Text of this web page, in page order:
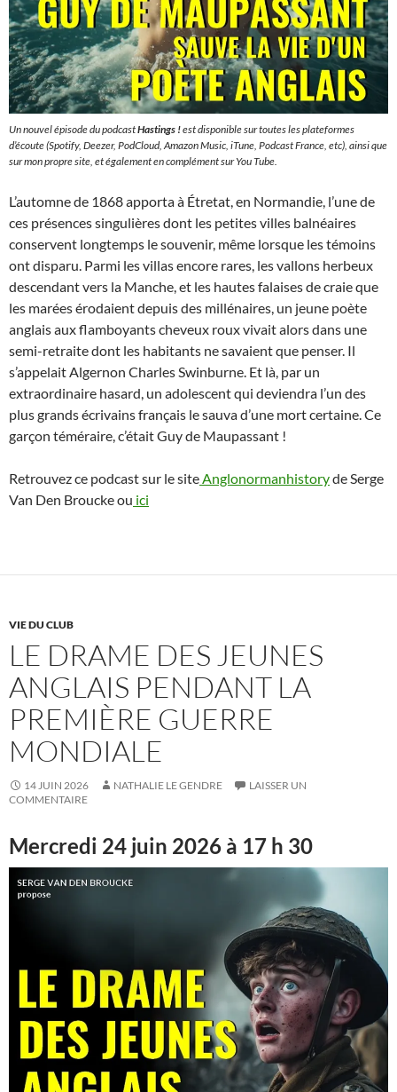
Un nouvel épisode du podcastHastings !est disponible sur toutes les plateformes
d’écoute (Spotify, Deezer, PodCloud, Amazon Music, iTune, Podcast France, etc), ainsi que
sur mon propre site, et également en complément sur You Tube.
L’automne de 1868 apporta à Étretat, en Normandie, l’une de
ces présences singulières dont les petites villes balnéaires
conservent longtemps le souvenir, même lorsque les témoins
ont disparu. Parmi les villas encore rares, les vallons herbeux
descendant vers la Manche, et les hautes falaises de craie que
les marées érodaient depuis des millénaires, un jeune poète
anglais aux flamboyants cheveux roux vivait alors dans une
semi-retraite dont les habitants ne savaient que penser. Il
s’appelait Algernon Charles Swinburne. Et là, par un
extraordinaire hasard, un adolescent qui deviendra l’un des
plus grands écrivains français le sauva d’une mort certaine. Ce
garçon téméraire, c’était Guy de Maupassant !
Retrouvez ce podcast sur le siteAnglonormanhistoryde Serge
Van Den Broucke ou ici
VIE DU CLUB
LE DRAME DES JEUNES
ANGLAIS PENDANT LA
PREMIÈRE GUERRE
MONDIALE
14 JUIN 2026 NATHALIE LE GENDRE
LAISSER UN
COMMENTAIRE
Mercredi 24 juin 2026 à 17 h 30